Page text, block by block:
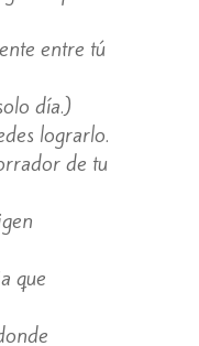
entre tú
día.)
lograrlo.
de tu
que